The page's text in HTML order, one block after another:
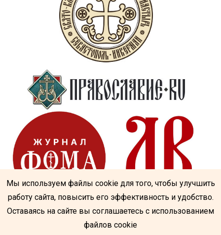
Мы используем файлы cookie для того, чтобы улучшить
работу сайта, повысить его эффективность и удобство.
Оставаясь на сайте вы соглашаетесь с использованием
файлов cookie